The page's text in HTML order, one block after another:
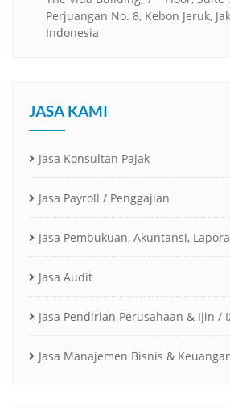
Perjuangan No. 8, Kebon Jeruk,
Indonesia
JASA KAMI
Jasa Konsultan Pajak
Jasa Payroll / Penggajian
Jasa Pembukuan, Akuntansi,
Jasa Audit
Jasa Pendirian Perusahaan & Ijin /
Jasa Manajemen Bisnis &